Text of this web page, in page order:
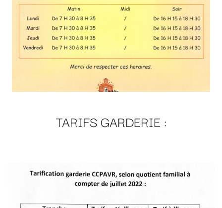
TARIFS GARDERIE :